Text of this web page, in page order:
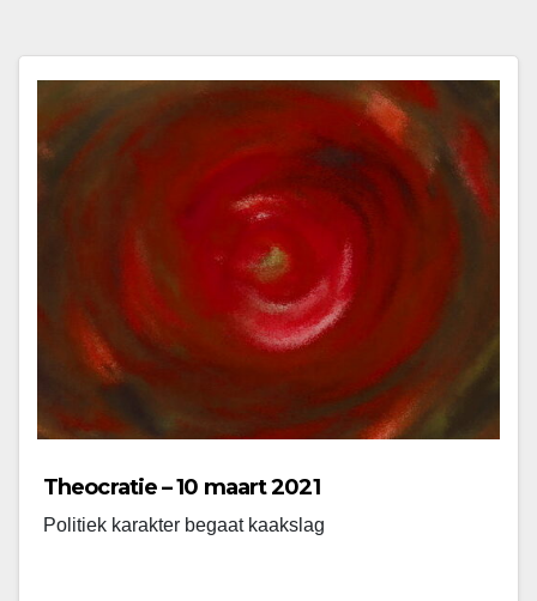
Theocratie – 10 maart 2021
Politiek karakter begaat kaakslag